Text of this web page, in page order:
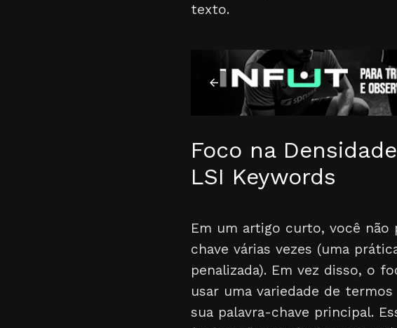
texto.
Foco na
LSI Keywords
Em um artigo curto, você não
chave várias vezes (uma
penalizada). Em vez disso, o
usar uma variedade de
sua palavra-chave principal.